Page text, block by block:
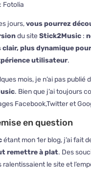
Fotolia
jours,vous pourrez
du siteStick2Music:
clair, plus dynamique
utilisateur.
mois, je n’ai pas publié
. Bien que j’ai toujours
Facebook,Twitter et
en question
étant mon 1er blog, j’ai fait
remettre à plat. Des
le site et